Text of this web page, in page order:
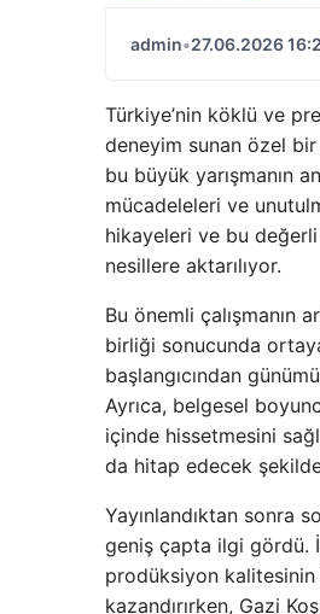
admin•27.06.2026
Türkiye’nin köklü ve
deneyim sunan özel bir
bu büyük yarışmanın
mücadeleleri ve
hikayeleri ve bu değerli
nesillere aktarılıyor.
Bu önemli çalışmanın
birliği sonucunda
başlangıcından
Ayrıca, belgesel
içinde hissetmesini
da hitap edecek
Yayınlandıktan sonra
geniş çapta ilgi gördü.
prodüksiyon kalitesinin
kazandırırken, Gazi